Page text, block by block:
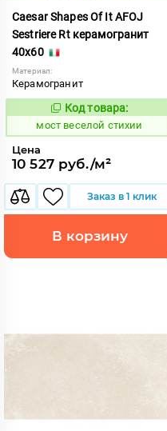
Caesar Shapes Of It AFOJ
Sestriere Rt керамогранит
40x60
Материал:
Керамогранит
1016848
Код товара:
мост веселой стихии
Цена
10 527 руб./м²
Заказ в 1 клик
В корзину